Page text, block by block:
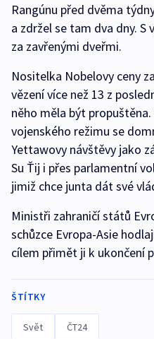
Rangúnu před dvěma
a zdržel se tam dva dny.
za zavřenými dveřmi.
Nositelka Nobelovy ceny
vězení více než 13 z
něho měla být
vojenského režimu se
Yettawovy návštěvy jako
Su Ťij i přes parlamentní
jimiž chce junta dát své
Ministři zahraničí států
schůzce Evropa-Asie
cílem přimět ji k ukončení
ŠTÍTKY
Svět ČT24